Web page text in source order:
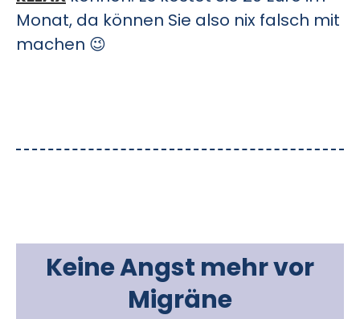
Monat, da können Sie also nix falsch mit
machen 😉
Keine Angst mehr vor
Migräne